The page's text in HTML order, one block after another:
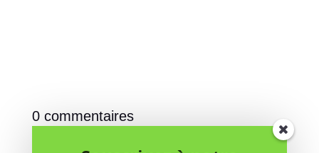
0 commentaires